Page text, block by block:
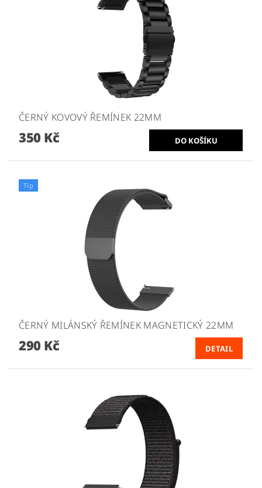
ČERNÝ KOVOVÝ ŘEMÍNEK 22MM
350 Kč
Tip
ČERNÝ MILÁNSKÝ ŘEMÍNEK MAGNETICKÝ 22MM
290 Kč DETAIL